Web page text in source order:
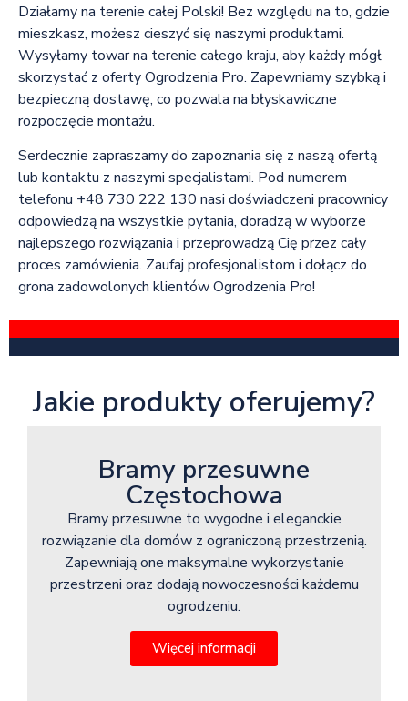
Działamy na terenie całej Polski! Bez względu na to, gdzie
mieszkasz, możesz cieszyć się naszymi produktami.
Wysyłamy towar na terenie całego kraju, aby każdy mógł
skorzystać z oferty Ogrodzenia Pro. Zapewniamy szybką i
bezpieczną dostawę, co pozwala na błyskawiczne
rozpoczęcie montażu.
Serdecznie zapraszamy do zapoznania się z naszą ofertą
lub kontaktu z naszymi specjalistami. Pod numerem
telefonu +48 730 222 130 nasi doświadczeni pracownicy
odpowiedzą na wszystkie pytania, doradzą w wyborze
najlepszego rozwiązania i przeprowadzą Cię przez cały
proces zamówienia. Zaufaj profesjonalistom i dołącz do
grona zadowolonych klientów Ogrodzenia Pro!
Jakie produkty oferujemy?
Bramy przesuwne
Częstochowa
Bramy przesuwne to wygodne i eleganckie
rozwiązanie dla domów z ograniczoną przestrzenią.
Zapewniają one maksymalne wykorzystanie
przestrzeni oraz dodają nowoczesności każdemu
ogrodzeniu.
Więcej informacji